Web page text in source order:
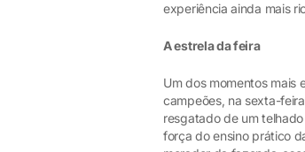
experiência ainda mais
A estrela da feira
Um dos momentos mais
campeões, na sexta-
resgatado de um
força do ensino prático